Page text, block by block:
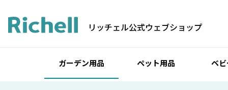
リッチェル公式ウェブショップ
ガーデン用品 ペット用品 ベ